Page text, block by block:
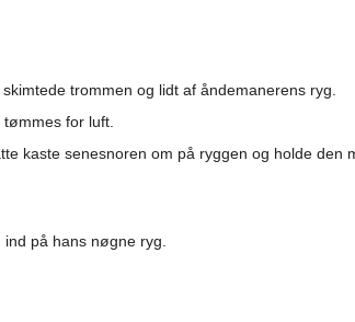
trommen og lidt af åndemanerens ryg.
for luft.
kaste senesnoren om på ryggen og holde den
på hans nøgne ryg.